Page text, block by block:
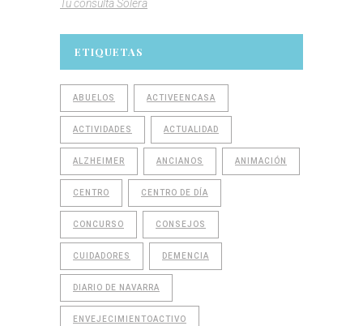
Tu consulta Solera
ETIQUETAS
ABUELOS ACTIVEENCASA
ACTIVIDADES ACTUALIDAD
ALZHEIMER ANCIANOS ANIMACIÓN
CENTRO CENTRO DE DÍA
CONCURSO CONSEJOS
CUIDADORES DEMENCIA
DIARIO DE NAVARRA
ENVEJECIMIENTOACTIVO